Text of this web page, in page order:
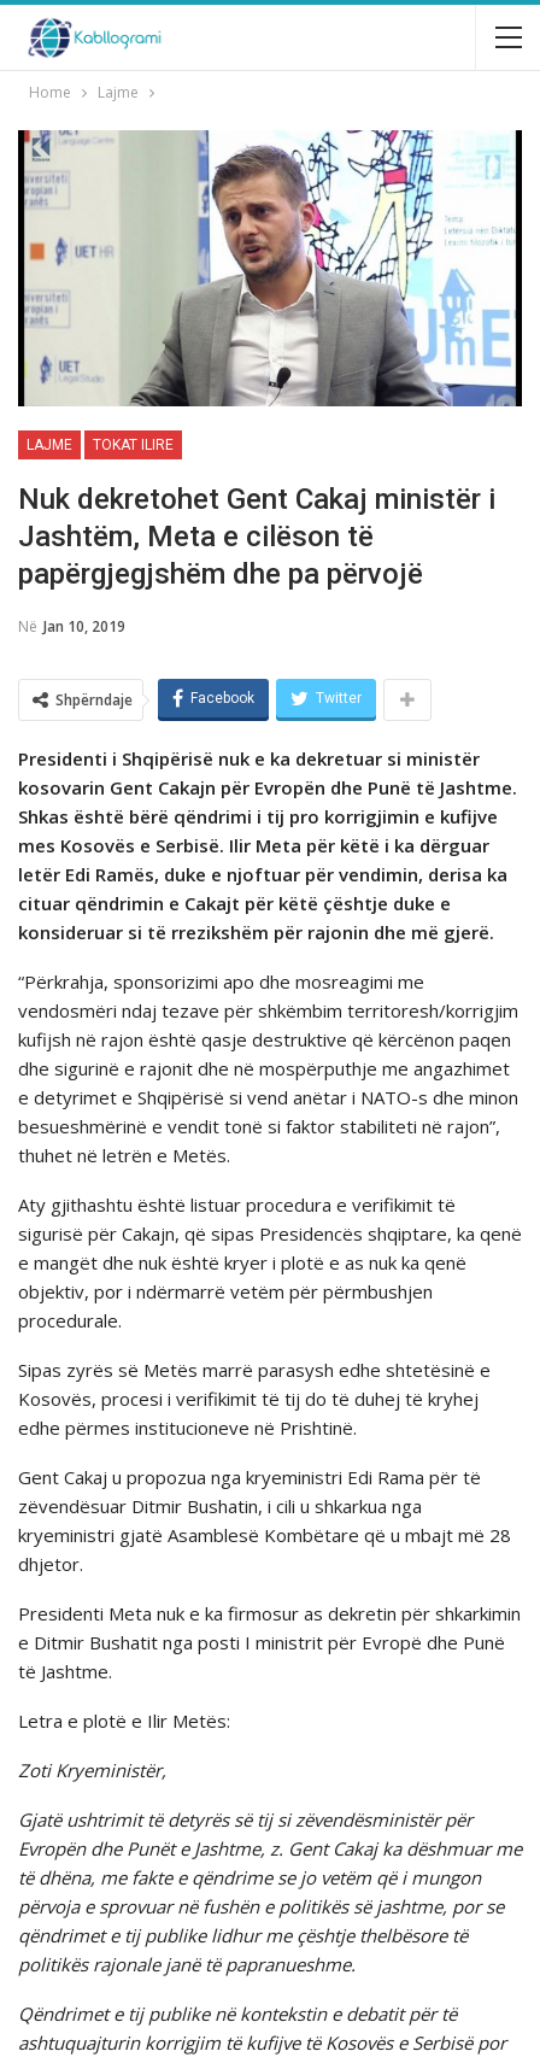
Home Lajme
LAJME TOKAT ILIRE
Nuk dekretohet Gent Cakaj ministër i
Jashtëm, Meta e cilëson të
papërgjegjshëm dhe pa përvojë
Në Jan 10, 2019
Shpërndaje Facebook Twitter
Presidenti i Shqipërisë nuk e ka dekretuar si ministër
kosovarin Gent Cakajn për Evropën dhe Punë të Jashtme.
Shkas është bërë qëndrimi i tij pro korrigjimin e kufijve
mes Kosovës e Serbisë. Ilir Meta për këtë i ka dërguar
letër Edi Ramës, duke e njoftuar për vendimin, derisa ka
cituar qëndrimin e Cakajt për këtë çështje duke e
konsideruar si të rrezikshëm për rajonin dhe më gjerë.
“Përkrahja, sponsorizimi apo dhe mosreagimi me
vendosmëri ndaj tezave për shkëmbim territoresh/korrigjim
kufijsh në rajon është qasje destruktive që kërcënon paqen
dhe sigurinë e rajonit dhe në mospërputhje me angazhimet
e detyrimet e Shqipërisë si vend anëtar i NATO-s dhe minon
besueshmërinë e vendit tonë si faktor stabiliteti në rajon”,
thuhet në letrën e Metës.
Aty gjithashtu është listuar procedura e verifikimit të
sigurisë për Cakajn, që sipas Presidencës shqiptare, ka qenë
e mangët dhe nuk është kryer i plotë e as nuk ka qenë
objektiv, por i ndërmarrë vetëm për përmbushjen
procedurale.
Sipas zyrës së Metës marrë parasysh edhe shtetësinë e
Kosovës, procesi i verifikimit të tij do të duhej të kryhej
edhe përmes institucioneve në Prishtinë.
Gent Cakaj u propozua nga kryeministri Edi Rama për të
zëvendësuar Ditmir Bushatin, i cili u shkarkua nga
kryeministri gjatë Asamblesë Kombëtare që u mbajt më 28
dhjetor.
Presidenti Meta nuk e ka firmosur as dekretin për shkarkimin
e Ditmir Bushatit nga posti I ministrit për Evropë dhe Punë
të Jashtme.
Letra e plotë e Ilir Metës:
Zoti Kryeministër,
Gjatë ushtrimit të detyrës së tij si zëvendësministër për
Evropën dhe Punët e Jashtme, z. Gent Cakaj ka dëshmuar me
të dhëna, me fakte e qëndrime se jo vetëm që i mungon
përvoja e sprovuar në fushën e politikës së jashtme, por se
qëndrimet e tij publike lidhur me çështje thelbësore të
politikës rajonale janë të papranueshme.
Qëndrimet e tij publike në kontekstin e debatit për të
ashtuquajturin korrigjim të kufijve të Kosovës e Serbisë por